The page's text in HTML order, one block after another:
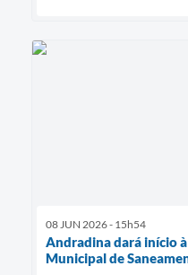
08 JUN 2026 - 15h54
Andradina dará início
Municipal de